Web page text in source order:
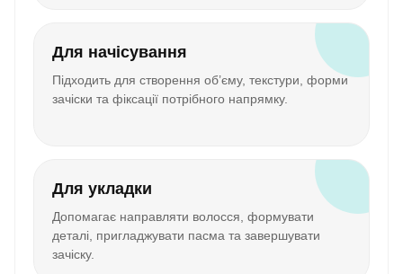
Для начісування
Підходить для створення об’єму, текстури, форми
зачіски та фіксації потрібного напрямку.
Для укладки
Допомагає направляти волосся, формувати
деталі, пригладжувати пасма та завершувати
зачіску.